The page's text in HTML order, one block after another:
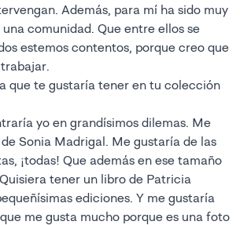
Además, para mí ha sido muy
comunidad. Que entre ellos se
estemos contentos, porque creo que
que te gustaría tener en tu colección
yo en grandísimos dilemas. Me
Sonia Madrigal. Me gustaría de las
¡todas! Que además en ese tamaño
tener un libro de Patricia
ediciones. Y me gustaría
me gusta mucho porque es una foto